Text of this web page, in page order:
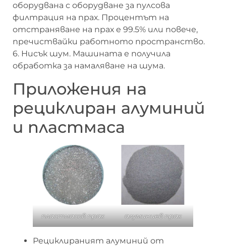
оборудвана с оборудване за пулсова
филтрация на прах. Процентът на
отстраняване на прах е 99.5% или повече,
пречиствайки работното пространство.
6. Нисък шум. Машината е получила
обработка за намаляване на шума.
Приложения на
рециклиран алуминий
и пластмаса
пластмасов прах алуминиев прах
Рециклираният алуминий от